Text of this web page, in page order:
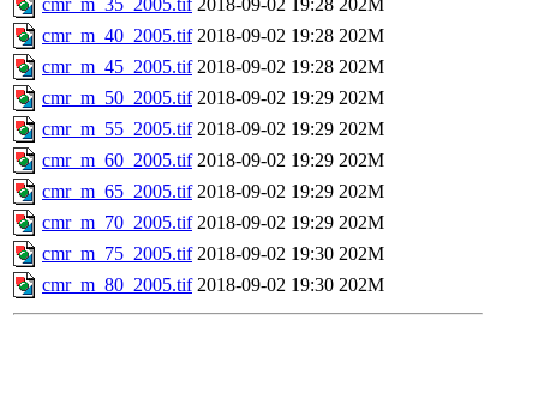
cmr_m_40_2005.tif 2018-09-02 19:28 202M
cmr_m_45_2005.tif 2018-09-02 19:28 202M
cmr_m_50_2005.tif 2018-09-02 19:29 202M
cmr_m_55_2005.tif 2018-09-02 19:29 202M
cmr_m_60_2005.tif 2018-09-02 19:29 202M
cmr_m_65_2005.tif 2018-09-02 19:29 202M
cmr_m_70_2005.tif 2018-09-02 19:29 202M
cmr_m_75_2005.tif 2018-09-02 19:30 202M
cmr_m_80_2005.tif 2018-09-02 19:30 202M